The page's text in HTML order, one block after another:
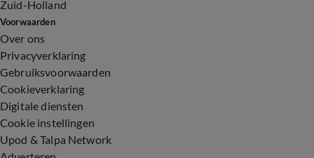
Zuid-Holland
Voorwaarden
Over ons
Privacyverklaring
Gebruiksvoorwaarden
Cookieverklaring
Digitale diensten
Cookie instellingen
Upod & Talpa Network